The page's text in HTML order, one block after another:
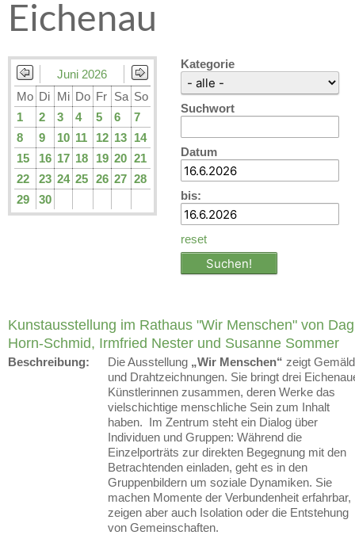
Eichenau
Juni 2026
Mo Di Mi Do Fr Sa So
1
2 3 4 5 6
7
8
9 10 11 12 13 14
15
16 17 18 19 20 21
22
23 24 25 26 27 28
29
30
Kategorie
Suchwort
Datum
bis:
reset
Kunstausstellung im Rathaus "Wir Menschen" von
Horn-Schmid, Irmfried Nester und Susanne Sommer
Beschreibung: Die Ausstellung „Wir Menschen“ zeigt
und Drahtzeichnungen. Sie bringt drei
Künstlerinnen zusammen, deren Werke das
vielschichtige menschliche Sein zum Inhalt
haben. Im Zentrum steht ein Dialog über
Individuen und Gruppen: Während die
Einzelporträts zur direkten Begegnung mit den
Betrachtenden einladen, geht es in den
Gruppenbildern um soziale Dynamiken. Sie
machen Momente der Verbundenheit erfahrbar,
zeigen aber auch Isolation oder die Entstehung
von Gemeinschaften.